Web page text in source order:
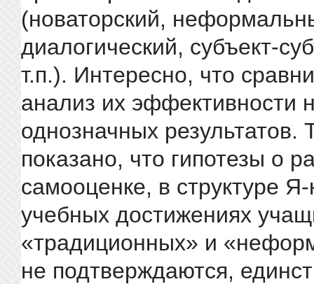
(новаторский,
диалогический, субъект-
т.п.). Интересно, что
анализ их эффективности
однозначных результатов.
показано, что гипотезы о
самооценке, в структуре
учебных достижениях
«традиционных» и
не подтверждаются,